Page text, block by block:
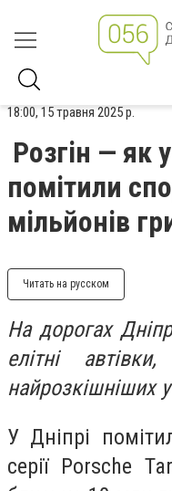
18:00, 15 травня 2025 р.
Розгін — як
помітили
мільйонів
Читать на русском
На дорогах
елітні
найрозкішніших у
У Дніпрі
серії Porsche